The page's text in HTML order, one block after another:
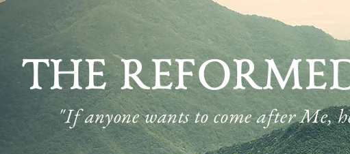
THE
"If anyone wants to come after Me,